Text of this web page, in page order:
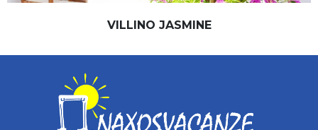
VILLINO JASMINE